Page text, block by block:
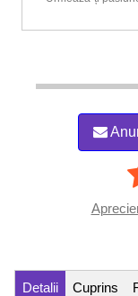
Detalii Cuprins